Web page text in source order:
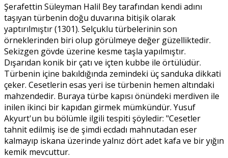
Şerafettin Süleyman Halil Bey tarafından kendi adını
taşıyan türbenin doğu duvarına bitişik olarak
yaptırılmıştır (1301). Selçuklu türbelerinin son
örneklerinden biri olup görülmeye değer güzelliktedir.
Sekizgen gövde üzerine kesme taşla yapılmıştır.
Dışarıdan konik bir çatı ve içten kubbe ile örtülüdür.
Türbenin içine bakıldığında zemindeki üç sanduka dikkati
çeker. Cesetlerin esas yeri ise türbenin hemen altındaki
mahzen­dedir. Buraya türbe kapısı önündeki mer­diven ile
inilen ikinci bir kapıdan girmek mümkündür. Yusuf
Akyurt'un bu bölümle ilgili tespiti şöyledir: "Cesetler
tahnit edilmiş ise de şimdi ecdadı mahnutadan eser
kalmayıp iskana üzerinde yalnız dört adet kafa ve bir yığın
kemik mevcuttur.